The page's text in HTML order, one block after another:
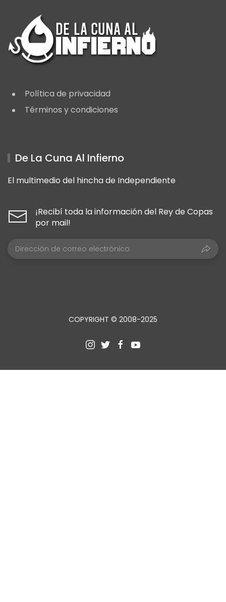
Política de privacidad
Términos y condiciones
De La Cuna Al Infierno
El multimedio del hincha de Independiente
¡Recibí toda la información del Rey de Copas
por mail!
COPYRIGHT © 2008-2025